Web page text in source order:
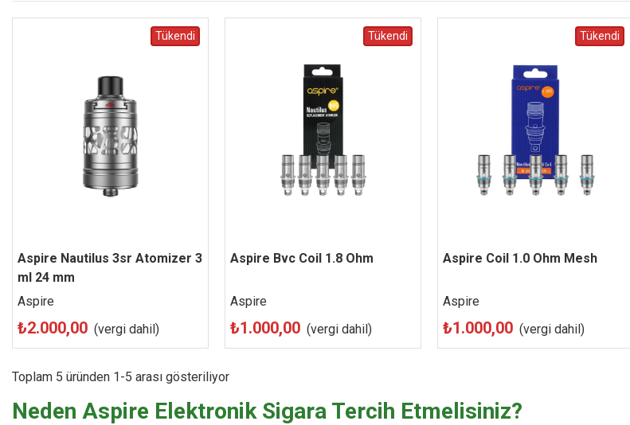
Tükendi
Hızlı Görünüm Beğen
Aspire Nautilus 3sr Atomizer 3
ml 24 mm
Aspire
₺2.000,00 (vergi dahil)
Tükendi
Hızlı Görünüm Beğen
Aspire Bvc Coil 1.8 Ohm
Aspire
₺1.000,00 (vergi dahil)
Tükendi
Hızlı Görünüm Beğen
Aspire Coil 1.0 Ohm Mesh
Aspire
₺1.000,00 (vergi dahil)
Toplam 5 üründen 1-5 arası gösteriliyor
Neden Aspire Elektronik Sigara Tercih Etmelisiniz?